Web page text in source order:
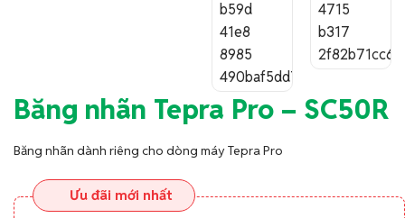
Băng nhãn Tepra Pro – SC50R
Băng nhãn dành riêng cho dòng máy Tepra Pro
Ưu đãi mới nhất